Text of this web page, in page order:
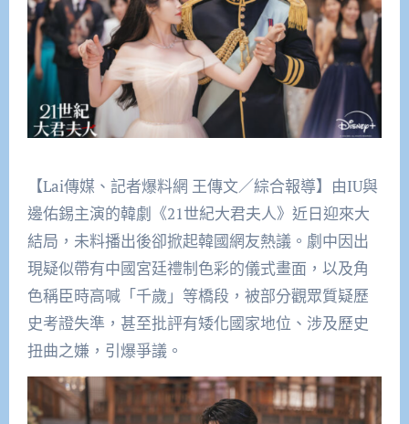
【Lai傳媒、記者爆料網 王傳文／綜合報導】由IU與
邊佑錫主演的韓劇《21世紀大君夫人》近日迎來大
結局，未料播出後卻掀起韓國網友熱議。劇中因出
現疑似帶有中國宮廷禮制色彩的儀式畫面，以及角
色稱臣時高喊「千歲」等橋段，被部分觀眾質疑歷
史考證失準，甚至批評有矮化國家地位、涉及歷史
扭曲之嫌，引爆爭議。